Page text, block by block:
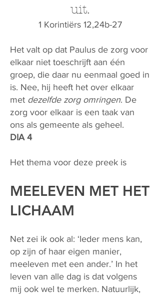
uit.
1 Korintiërs 12,24b-27
Het valt op dat Paulus de zorg voor
elkaar niet toeschrijft aan één
groep, die daar nu eenmaal goed in
is. Nee, hij heeft het over elkaar
met dezelfde zorg omringen. De
zorg voor elkaar is een taak van
ons als gemeente als geheel.
DIA 4
Het thema voor deze preek is
MEELEVEN MET HET
LICHAAM
Net zei ik ook al: ‘Ieder mens kan,
op zijn of haar eigen manier,
meeleven met een ander.’ In het
leven van alle dag is dat volgens
mij ook wel te merken. Natuurlijk,